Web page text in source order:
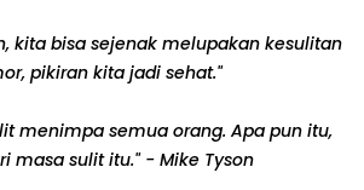
kita bisa sejenak melupakan kesulitan
pikiran kita jadi sehat."
menimpa semua orang. Apa pun itu,
masa sulit itu." - Mike Tyson